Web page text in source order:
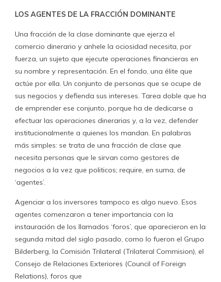
LOS AGENTES DE LA FRACCIÓN DOMINANTE
Una fracción de la clase dominante que ejerza el
comercio dinerario y anhele la ociosidad necesita, por
fuerza, un sujeto que ejecute operaciones financieras en
su nombre y representación. En el fondo, una élite que
actúe por ella. Un conjunto de personas que se ocupe de
sus negocios y defienda sus intereses. Tarea doble que ha
de emprender ese conjunto, porque ha de dedicarse a
efectuar las operaciones dinerarias y, a la vez, defender
institucionalmente a quienes los mandan. En palabras
más simples: se trata de una fracción de clase que
necesita personas que le sirvan como gestores de
negocios a la vez que politicos; require, en suma, de
‘agentes’.
Agenciar a los inversores tampoco es algo nuevo. Esos
agentes comenzaron a tener importancia con la
instauración de los llamados ‘foros’, que aparecieron en la
segunda mitad del siglo pasado, como lo fueron el Grupo
Bilderberg, la Comisión Trilateral (Trilateral Commision), el
Consejo de Relaciones Exteriores (Council of Foreign
Relations), foros que